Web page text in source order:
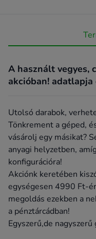
A használt vegyes,
akcióban! adatlapja
Utolsó darabok,
Tönkrement a géped,
vásárolj egy másikat?
anyagi helyzetben,
konfigurációra!
Akciónk keretében
egységesen 4990 Ft-
megoldás ezekben a
a pénztárcádban!
Egyszerű,de